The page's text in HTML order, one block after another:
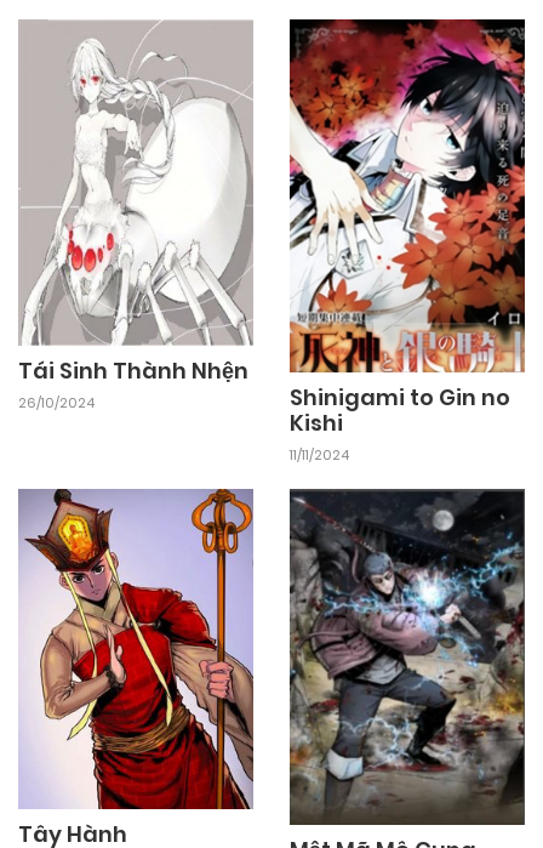
Chapter 52 10/11/2024
Chapter 51 10/11/2024
Chapter 50 10/11/2024
Chapter 49 10/11/2024
Chapter 47 10/11/2024
Chapter 46 10/11/2024
Chapter 45 10/11/2024
Chapter 44 10/11/2024
Tái Sinh Thành Nhện
26/10/2024
Shinigami to Gin no
Kishi
11/11/2024
Tây Hành